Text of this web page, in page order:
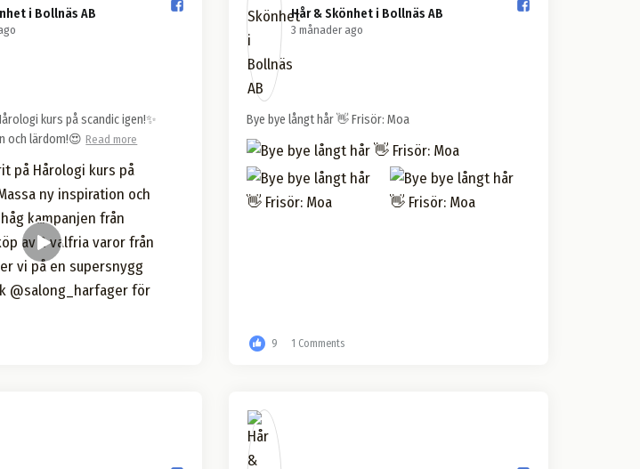
i Bollnäs AB️
kurs på scandic igen!✨
och lärdom!😍 Read more
Hår & Skönhet i Bollnäs AB️
3 månader ago
Bye bye långt hår 👋 Frisör: Moa
9 1 Comments